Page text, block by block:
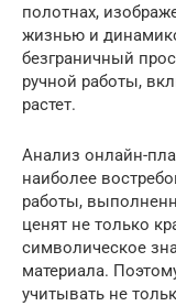
полотнах,
жизнью и
безграничный
ручной работы,
растет.
Анализ онлайн-
наиболее
работы,
ценят не только
символическое
материала.
учитывать не